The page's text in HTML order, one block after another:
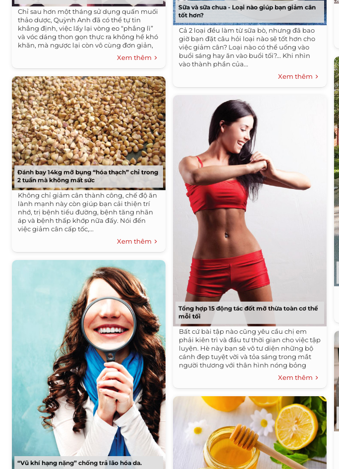
Chỉ sau hơn một tháng sử dụng quấn muối
thảo dược, Quỳnh Anh đã có thể tự tin
khẳng định, việc lấy lại vòng eo “phẳng lì”
và vóc dáng thon gọn thực ra không hề khó
khăn, mà ngược lại còn vô cùng đơn giản,
và có thể làm được “ngon ơ” nếu như lựa
chọn đúng được sản phẩm an toàn, hiệu
quả.
Xem thêm
Đánh bay 14kg mỡ bụng “hóa thạch” chỉ trong
2 tuần mà không mất sức
Không chỉ giảm cân thành công, chế độ ăn
lành mạnh này còn giúp bạn cải thiện trí
nhớ, trị bệnh tiểu đường, bệnh tăng nhãn
áp và bệnh thấp khớp nữa đấy. Nói đến
việc giảm cân cấp tốc,...
Xem thêm
“Vũ khí hạng nặng” chống trả lão hóa da.
Sữa và sữa chua - Loại nào giúp bạn giảm cân
tốt hơn?
Cả 2 loại đều làm từ sữa bò, nhưng đã bao
giờ bạn đặt câu hỏi loại nào sẽ tốt hơn cho
việc giảm cân? Loại nào có thể uống vào
buổi sáng hay ăn vào buổi tối?... Khi nhìn
vào thành phần của...
Xem thêm
Tổng hợp 15 động tác đốt mỡ thừa toàn cơ thể
mỗi tối
Bất cứ bài tập nào cũng yêu cầu chị em
phải kiên trì và đầu tư thời gian cho việc tập
luyện. Hè này bạn sẽ vô tư diện những bộ
cánh đẹp tuyệt vời và tỏa sáng trong mắt
người thương với thân hình nóng bỏng
Xem thêm